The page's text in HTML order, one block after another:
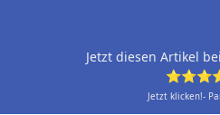
Jetzt diesen Artikel
Jetzt klicken!-